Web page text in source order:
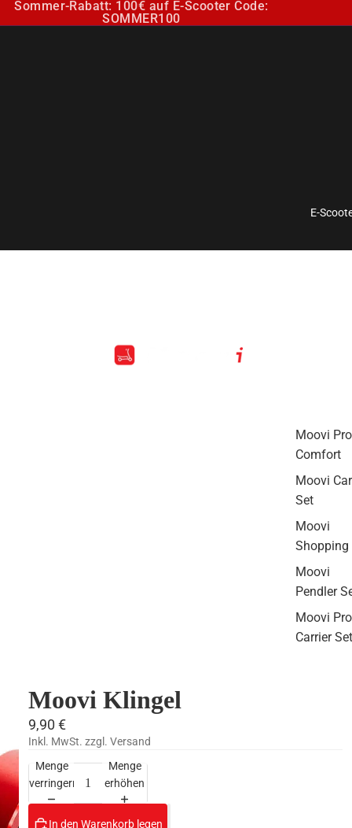
Sommer-Rabatt: 100€ auf E-Scooter Code:
SOMMER100
E-
Moovi
Comfort
Moovi
Set
Moovi
Shopping
Moovi
Pendler
Moovi
Carrier Set
Moovi Klingel
9,90 €
Inkl. MwSt. zzgl. Versand
Menge
verringern
Menge
erhöhen
In den Warenkorb legen